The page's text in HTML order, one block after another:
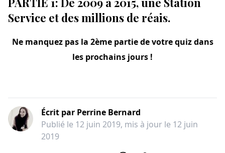
Service et des millions de réais.
Ne manquez pas la 2ème partie de votre quiz dans
les prochains jours !
Écrit par Perrine Bernard
Publié le 12 juin 2019, mis à jour le 12 juin
2019